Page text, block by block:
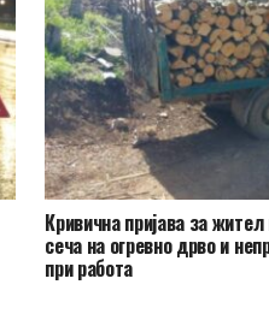
Кривична пријава за
сеча на огревно дрво и
при работа